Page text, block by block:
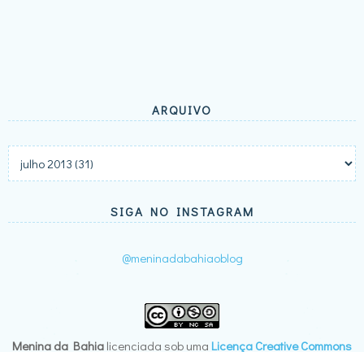
ARQUIVO
SIGA NO INSTAGRAM
@meninadabahiaoblog
Menina da Bahia licenciada sob uma Licença Creative Commons